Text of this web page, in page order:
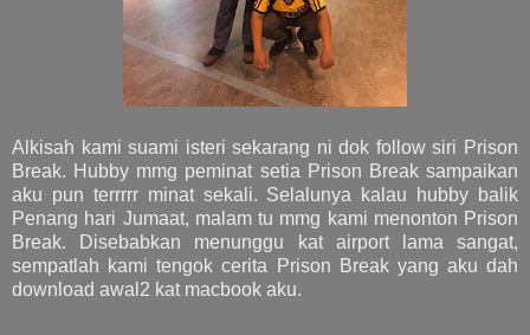
Alkisah kami suami isteri sekarang ni dok follow siri Prison
Break. Hubby mmg peminat setia Prison Break sampaikan
aku pun terrrrr minat sekali. Selalunya kalau hubby balik
Penang hari Jumaat, malam tu mmg kami menonton Prison
Break. Disebabkan menunggu kat airport lama sangat,
sempatlah kami tengok cerita Prison Break yang aku dah
download awal2 kat macbook aku.